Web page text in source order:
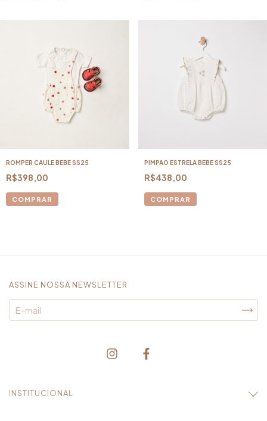
ROMPER CAULE BEBE SS25
R$398,00
COMPRAR
PIMPAO ESTRELA BEBE SS25
R$438,00
COMPRAR
ASSINE NOSSA NEWSLETTER
INSTITUCIONAL